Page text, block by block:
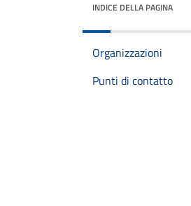
INDICE DELLA PAGINA
Organizzazioni
Punti di contatto